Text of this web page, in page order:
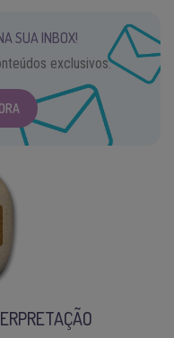
SUA INBOX!
exclusivos.